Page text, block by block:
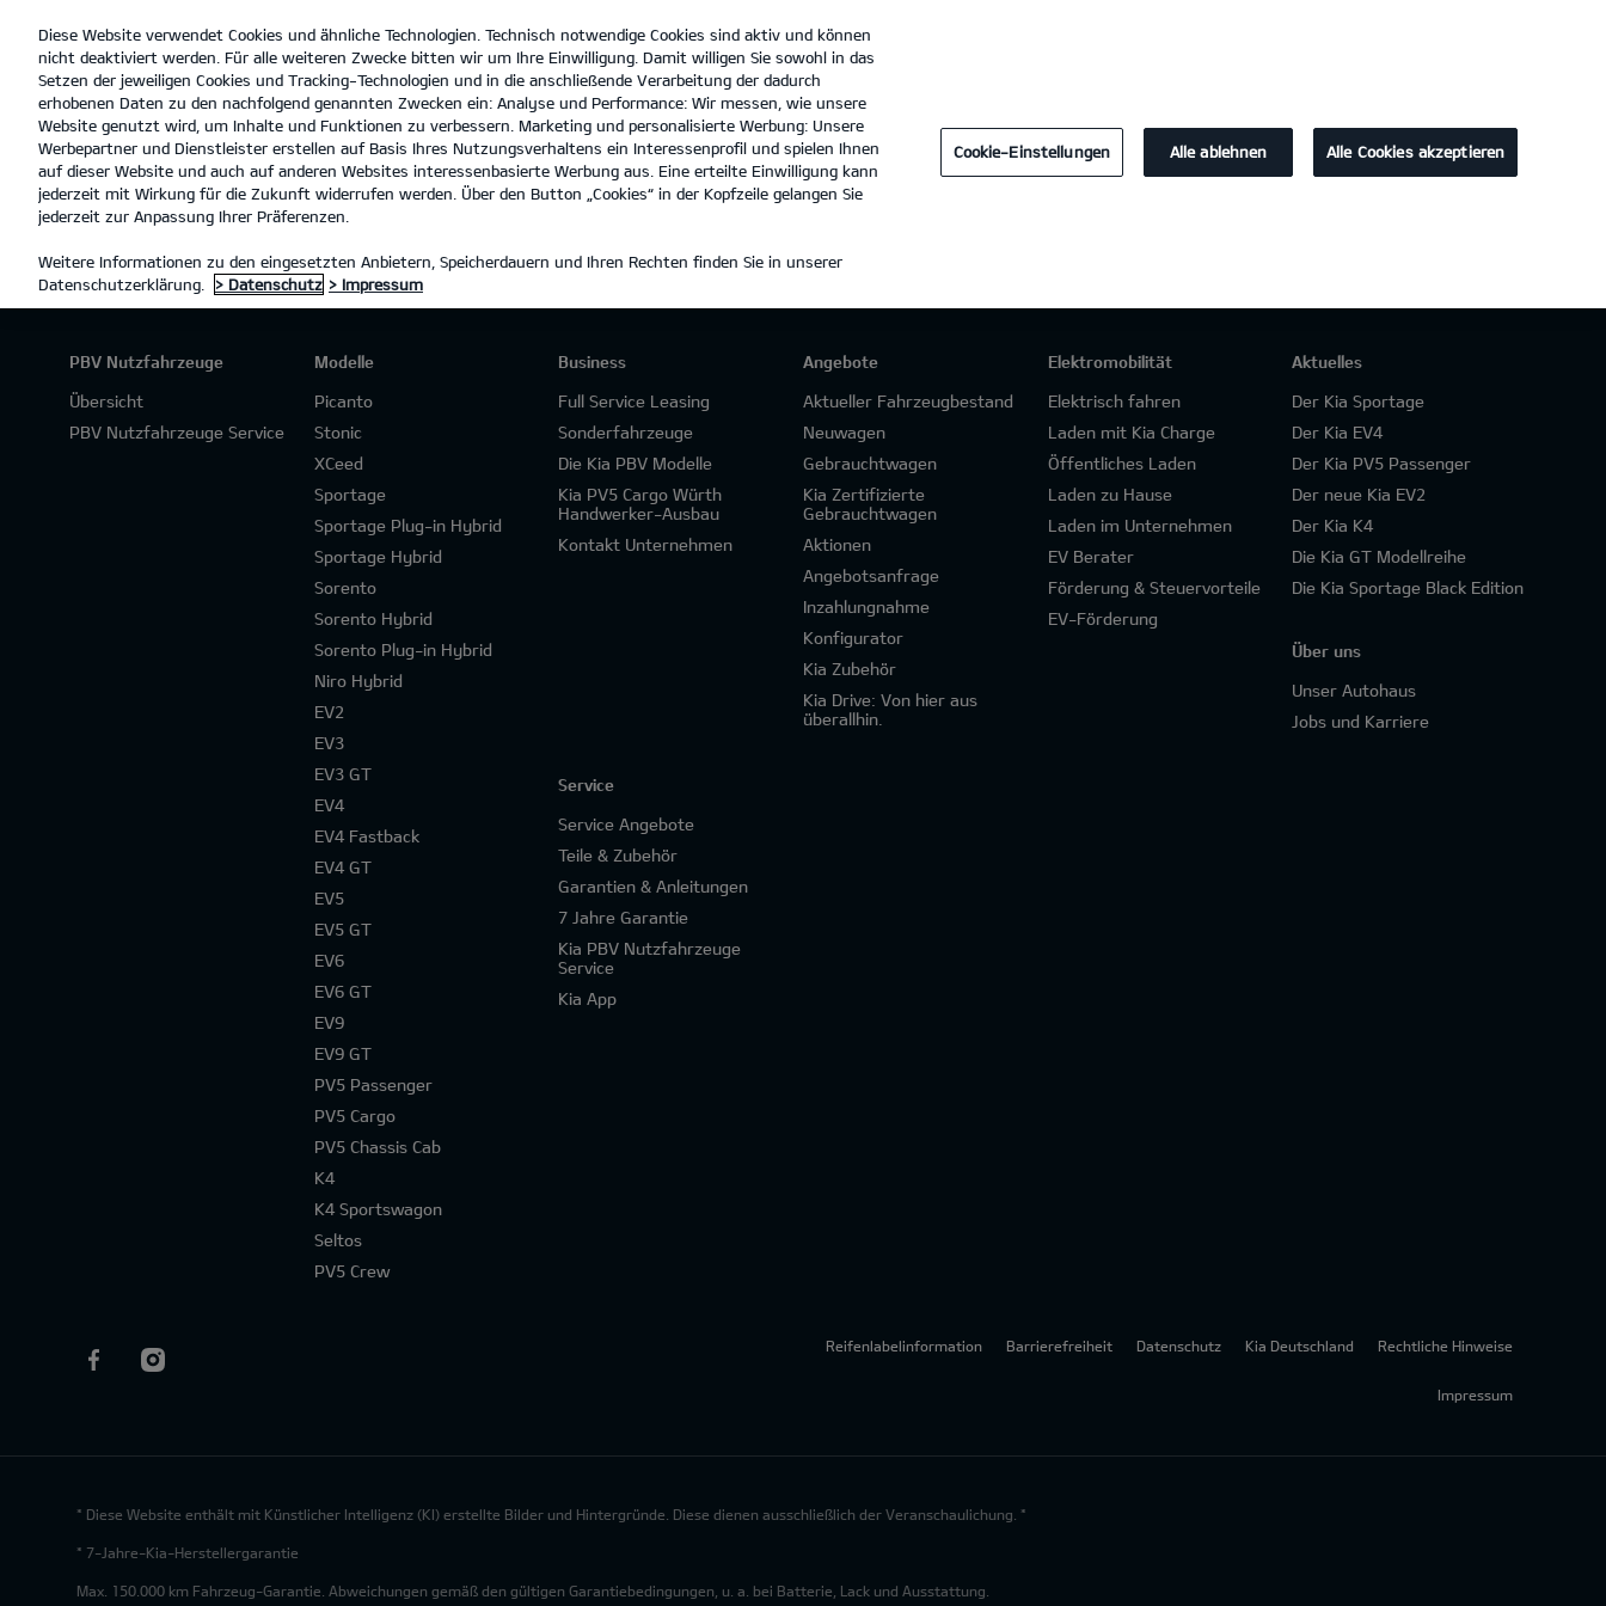
open
menu
Auto Möller Gotha GmbH & Co. KG
ANGEBOTSANFRAGE
PBV Nutzfahrzeuge
Übersicht
PBV Nutzfahrzeuge Service
Modelle
Picanto
Stonic
XCeed
Sportage
Sportage Plug-in Hybrid
Sportage Hybrid
Sorento
Sorento Hybrid
Sorento Plug-in Hybrid
Niro Hybrid
EV2
EV3
EV3 GT
EV4
EV4 Fastback
EV4 GT
EV5
EV5 GT
EV6
EV6 GT
EV9
EV9 GT
PV5 Passenger
PV5 Cargo
PV5 Chassis Cab
K4
K4 Sportswagon
Seltos
PV5 Crew
Business
Full Service Leasing
Sonderfahrzeuge
Die Kia PBV Modelle
Kia PV5 Cargo Würth
Handwerker-Ausbau
Kontakt Unternehmen
Angebote
Aktueller Fahrzeugbestand
Neuwagen
Gebrauchtwagen
Kia Zertifizierte
Gebrauchtwagen
Aktionen
Angebotsanfrage
Inzahlungnahme
Konfigurator
Kia Zubehör
Kia Drive: Von hier aus
überallhin.
Elektromobilität
Elektrisch fahren
Laden mit Kia Charge
Öffentliches Laden
Laden zu Hause
Laden im Unternehmen
EV Berater
Förderung & Steuervorteile
EV-Förderung
Aktuelles
Der Kia Sportage
Der Kia EV4
Der Kia PV5 Passenger
Der neue Kia EV2
Der Kia K4
Die Kia GT Modellreihe
Die Kia Sportage Black Edition
Über uns
Unser Autohaus
Jobs und Karriere
Service
Service Angebote
Teile & Zubehör
Garantien & Anleitungen
7 Jahre Garantie
Kia PBV Nutzfahrzeuge
Service
Kia App
Reifenlabelinformation Barrierefreiheit Datenschutz Kia Deutschland Rechtliche Hinweise
Impressum
* Diese Website enthält mit Künstlicher Intelligenz (KI) erstellte Bilder und Hintergründe. Diese dienen ausschließlich der Veranschaulichung. *
* 7-Jahre-Kia-Herstellergarantie
Max. 150.000 km Fahrzeug-Garantie. Abweichungen gemäß den gültigen Garantiebedingungen, u. a. bei Batterie, Lack und Ausstattung.
Diese Website verwendet Cookies und ähnliche Technologien. Technisch notwendige Cookies sind aktiv und können
nicht deaktiviert werden. Für alle weiteren Zwecke bitten wir um Ihre Einwilligung. Damit willigen Sie sowohl in das
Setzen der jeweiligen Cookies und Tracking-Technologien und in die anschließende Verarbeitung der dadurch
erhobenen Daten zu den nachfolgend genannten Zwecken ein: Analyse und Performance: Wir messen, wie unsere
Website genutzt wird, um Inhalte und Funktionen zu verbessern. Marketing und personalisierte Werbung: Unsere
Werbepartner und Dienstleister erstellen auf Basis Ihres Nutzungsverhaltens ein Interessenprofil und spielen Ihnen
auf dieser Website und auch auf anderen Websites interessenbasierte Werbung aus. Eine erteilte Einwilligung kann
jederzeit mit Wirkung für die Zukunft widerrufen werden. Über den Button „Cookies“ in der Kopfzeile gelangen Sie
jederzeit zur Anpassung Ihrer Präferenzen.
Weitere Informationen zu den eingesetzten Anbietern, Speicherdauern und Ihren Rechten finden Sie in unserer
Datenschutzerklärung.
> Datenschutz > Impressum
Cookie-Einstellungen Alle ablehnen Alle Cookies akzeptieren